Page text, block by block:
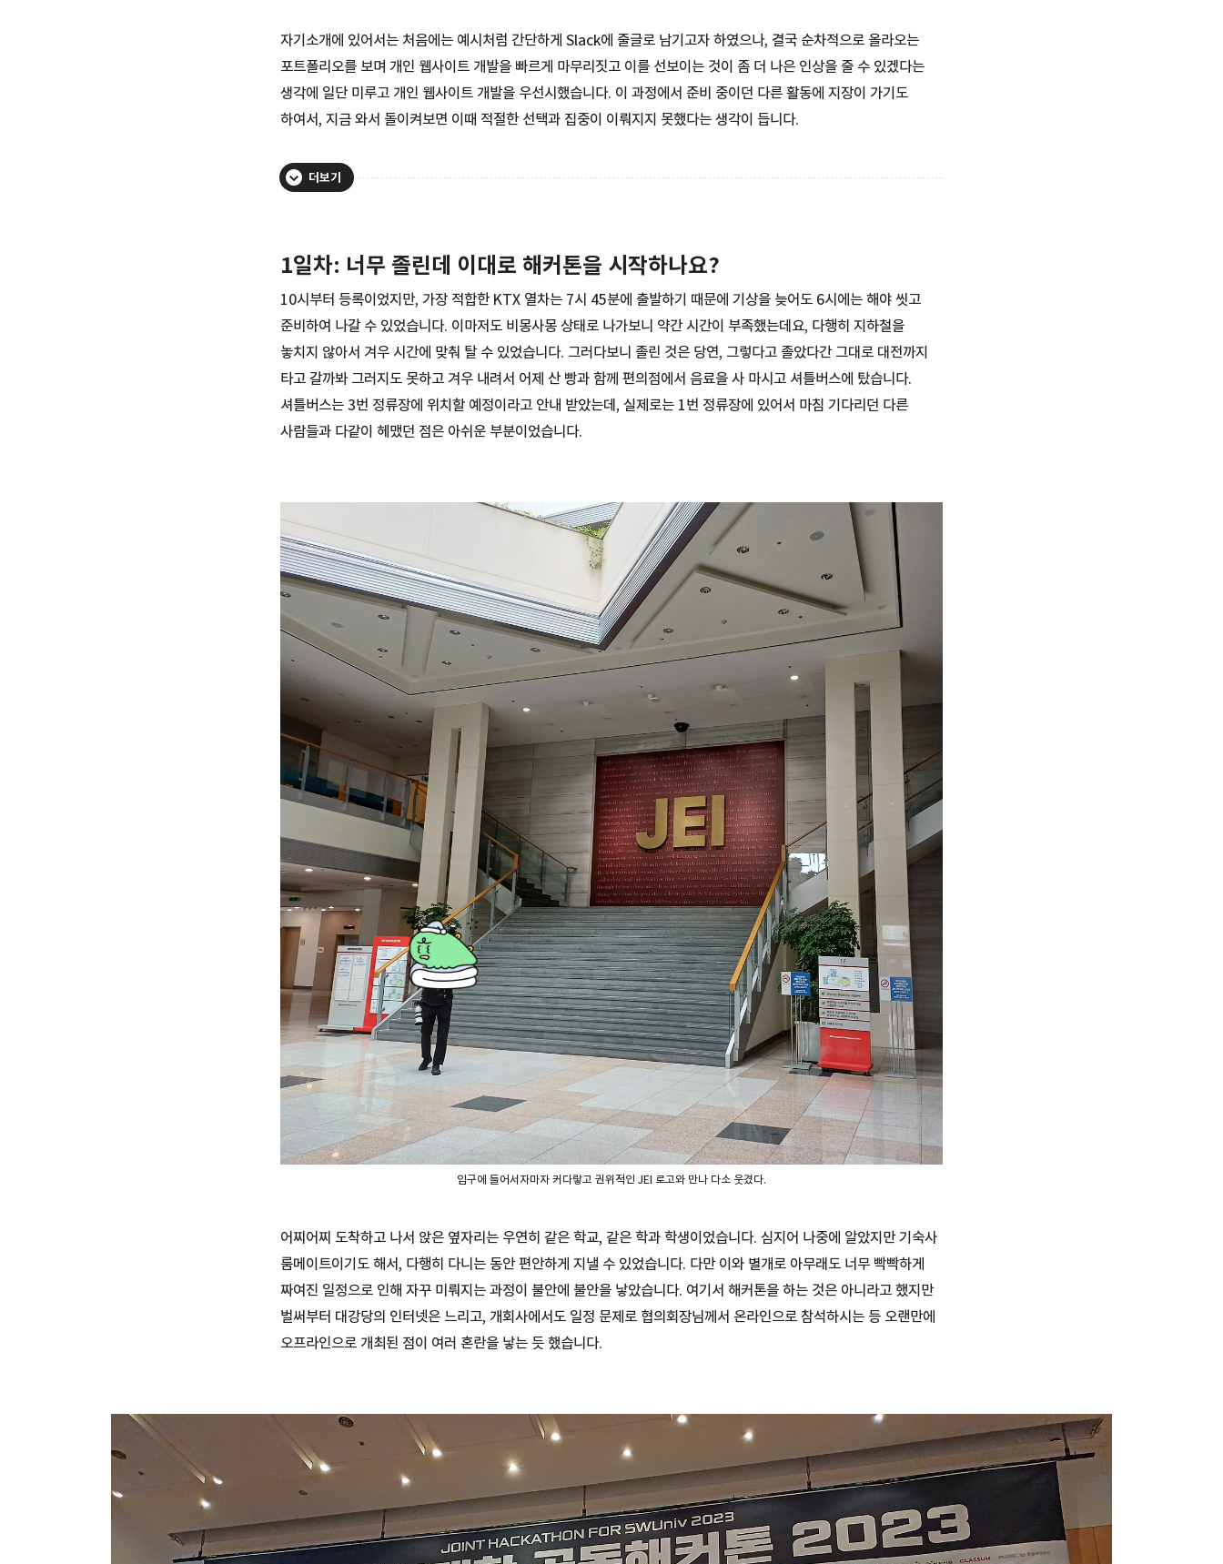
자기소개에 있어서는 처음에는 예시처럼 간단하게 Slack에 줄글로 남기고자 하였으나, 결국 순차적으로 올라오는
포트폴리오를 보며 개인 웹사이트 개발을 빠르게 마무리짓고 이를 선보이는 것이 좀 더 나은 인상을 줄 수 있겠다는
생각에 일단 미루고 개인 웹사이트 개발을 우선시했습니다. 이 과정에서 준비 중이던 다른 활동에 지장이 가기도
하여서, 지금 와서 돌이켜보면 이때 적절한 선택과 집중이 이뤄지지 못했다는 생각이 듭니다.
더보기
1일차: 너무 졸린데 이대로 해커톤을 시작하나요?
10시부터 등록이었지만, 가장 적합한 KTX 열차는 7시 45분에 출발하기 때문에 기상을 늦어도 6시에는 해야 씻고
준비하여 나갈 수 있었습니다. 이마저도 비몽사몽 상태로 나가보니 약간 시간이 부족했는데요, 다행히 지하철을
놓치지 않아서 겨우 시간에 맞춰 탈 수 있었습니다. 그러다보니 졸린 것은 당연, 그렇다고 졸았다간 그대로 대전까지
타고 갈까봐 그러지도 못하고 겨우 내려서 어제 산 빵과 함께 편의점에서 음료을 사 마시고 셔틀버스에 탔습니다.
셔틀버스는 3번 정류장에 위치할 예정이라고 안내 받았는데, 실제로는 1번 정류장에 있어서 마침 기다리던 다른
사람들과 다같이 헤맸던 점은 아쉬운 부분이었습니다.
입구에 들어서자마자 커다랗고 권위적인 JEI 로고와 만나 다소 웃겼다.
어찌어찌 도착하고 나서 앉은 옆자리는 우연히 같은 학교, 같은 학과 학생이었습니다. 심지어 나중에 알았지만 기숙사
룸메이트이기도 해서, 다행히 다니는 동안 편안하게 지낼 수 있었습니다. 다만 이와 별개로 아무래도 너무 빡빡하게
짜여진 일정으로 인해 자꾸 미뤄지는 과정이 불안에 불안을 낳았습니다. 여기서 해커톤을 하는 것은 아니라고 했지만
벌써부터 대강당의 인터넷은 느리고, 개회사에서도 일정 문제로 협의회장님께서 온라인으로 참석하시는 등 오랜만에
오프라인으로 개최된 점이 여러 혼란을 낳는 듯 했습니다.